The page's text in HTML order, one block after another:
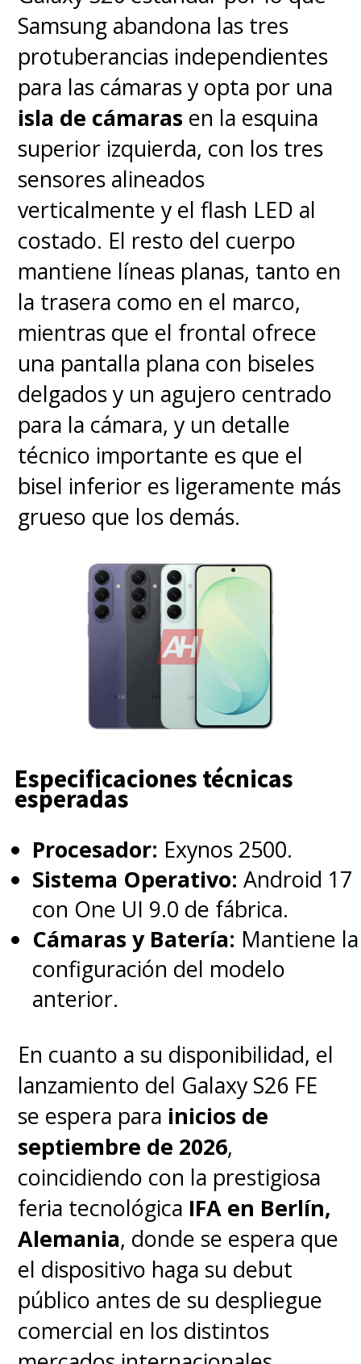
Samsung abandona las tres
protuberancias independientes
para las cámaras y opta por una
isla de cámaras en la esquina
superior izquierda, con los tres
sensores alineados
verticalmente y el flash LED al
costado. El resto del cuerpo
mantiene líneas planas, tanto en
la trasera como en el marco,
mientras que el frontal ofrece
una pantalla plana con biseles
delgados y un agujero centrado
para la cámara, y un detalle
técnico importante es que el
bisel inferior es ligeramente más
grueso que los demás.
Especificaciones técnicas
esperadas
Procesador: Exynos 2500.
Sistema Operativo: Android 17
con One UI 9.0 de fábrica.
Cámaras y Batería: Mantiene la
configuración del modelo
anterior.
En cuanto a su disponibilidad, el
lanzamiento del Galaxy S26 FE
se espera para inicios de
septiembre de 2026,
coincidiendo con la prestigiosa
feria tecnológica IFA en Berlín,
Alemania, donde se espera que
el dispositivo haga su debut
público antes de su despliegue
comercial en los distintos